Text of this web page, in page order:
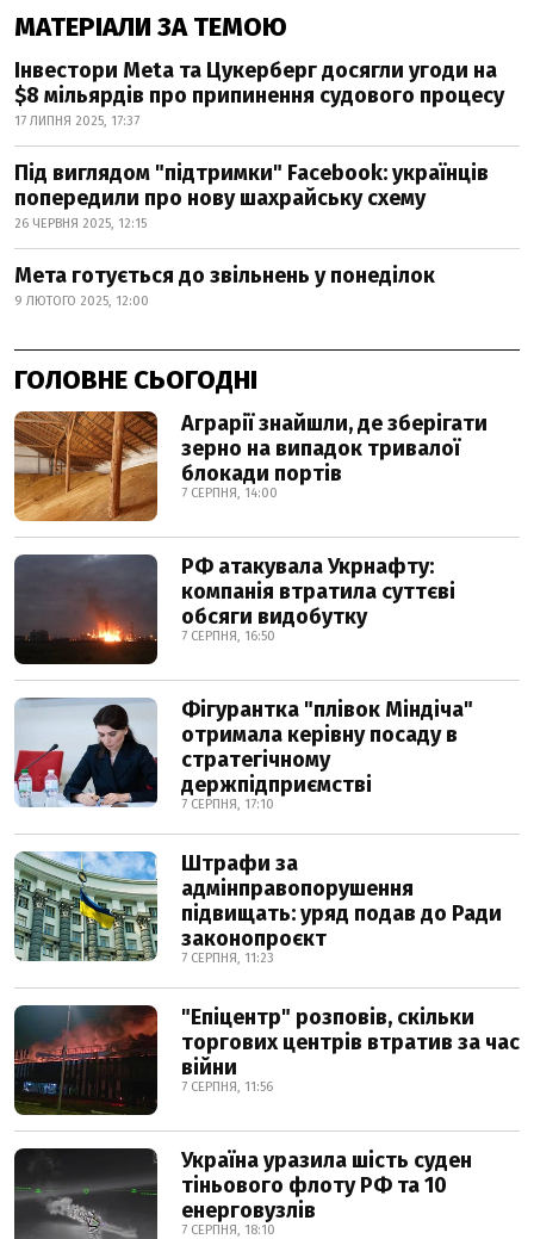
МАТЕРІАЛИ ЗА ТЕМОЮ
Інвестори Meta та Цукерберг досягли угоди на
$8 мільярдів про припинення судового процесу
17 ЛИПНЯ 2025, 17:37
Під виглядом "підтримки" Facebook: українців
попередили про нову шахрайську схему
26 ЧЕРВНЯ 2025, 12:15
Мета готується до звільнень у понеділок
9 ЛЮТОГО 2025, 12:00
ГОЛОВНЕ СЬОГОДНІ
Аграрії знайшли, де зберігати
зерно на випадок тривалої
блокади портів
7 СЕРПНЯ, 14:00
РФ атакувала Укрнафту:
компанія втратила суттєві
обсяги видобутку
7 СЕРПНЯ, 16:50
Фігурантка "плівок Міндіча"
отримала керівну посаду в
стратегічному
держпідприємстві
7 СЕРПНЯ, 17:10
Штрафи за
адмінправопорушення
підвищать: уряд подав до Ради
законопроєкт
7 СЕРПНЯ, 11:23
"Епіцентр" розповів, скільки
торгових центрів втратив за час
війни
7 СЕРПНЯ, 11:56
Україна уразила шість суден
тіньового флоту РФ та 10
енерговузлів
7 СЕРПНЯ, 18:10